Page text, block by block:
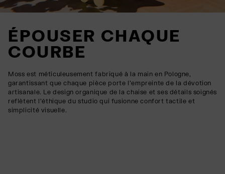
ÉPOUSER CHAQUE
COURBE
Moss est méticuleusement fabriqué à la main en Pologne,
garantissant que chaque pièce porte l'empreinte de la dévotion
artisanale. Le design organique de la chaise et ses détails soignés
reflètent l'éthique du studio qui fusionne confort tactile et
simplicité visuelle.